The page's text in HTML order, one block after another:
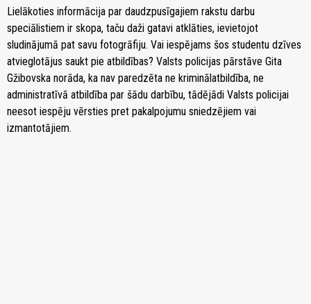
Lielākoties informācija par daudzpusīgajiem rakstu darbu
speciālistiem ir skopa, taču daži gatavi atklāties, ievietojot
sludinājumā pat savu fotogrāfiju. Vai iespējams šos studentu dzīves
atvieglotājus saukt pie atbildības? Valsts policijas pārstāve Gita
Gžibovska norāda, ka nav paredzēta ne kriminālatbildība, ne
administratīvā atbildība par šādu darbību, tādējādi Valsts policijai
neesot iespēju vērsties pret pakalpojumu sniedzējiem vai
izmantotājiem.